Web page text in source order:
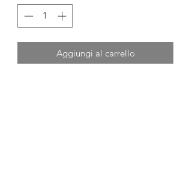
Aggiungi al carrello